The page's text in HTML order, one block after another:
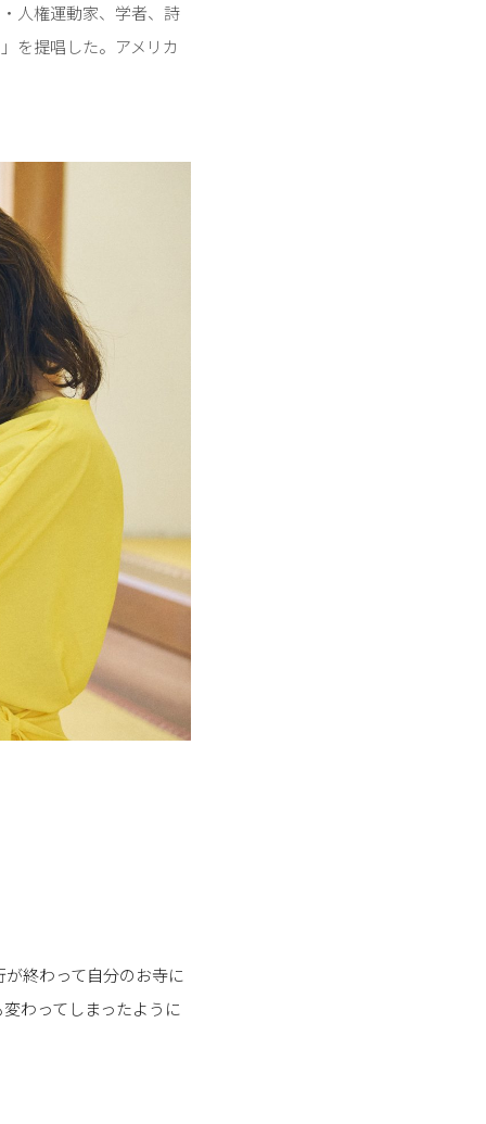
人権運動家、学者、詩
を提唱した。アメリカ
終わって自分のお寺に
わってしまったように